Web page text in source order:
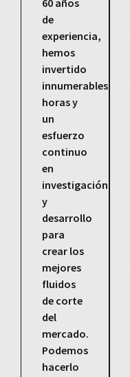
60 años
de
experiencia,
hemos
invertido
innumerables
horas y
un
esfuerzo
continuo
en
investigación
y
desarrollo
para
crear los
mejores
fluidos
de corte
del
mercado.
Podemos
hacerlo